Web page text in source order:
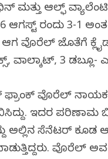
ಮತ್ತು ಆಲ್ಫ್
ಆಗಸ್ಟ್ ರಂದು 3-1
ವೊರೆಲ್ ಜೊತೆಗೆ ಕ್ಲೈಡ್
ವಾಲ್ಕಾಟ್, 3 ಡಬ್ಲೂ-
ಫ್ರಾಂಕ್ ವೊರೆಲ್
ಇದರ
ಅಲ್ಲಿನ ಸೆನೆಟರ್ ಕೂಡ
ವೊರೆಲ್